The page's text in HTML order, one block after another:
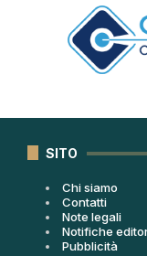
SITO
Chi siamo
Contatti
Note legali
Notifiche
Pubblicità